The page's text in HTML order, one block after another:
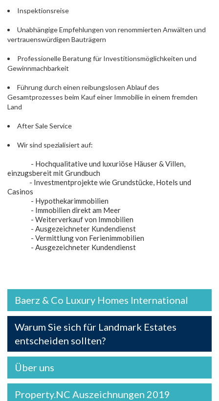
Inspektionsreise
Unabhängige Empfehlungen von renommierten Anwälten und
vertrauenswürdigen Bauträgern
Professionelle Beratung für Investitionsmöglichkeiten und
Gewinnmachbarkeit
Führung durch einen reibungslosen Ablauf des
Gesamtprozesses beim Kauf einer Immobilie in einem fremden
Land
After Sale Service
Wir sind spezialisiert auf:
- Hochqualitative und luxuriöse Häuser & Villen,
einzugsbereit mit Grundbuch
- Investmentprojekte wie Grundstücke, Hotels und
Casinos
- Hypothekarimmobilien
- Immobilien direkt am Meer
- Weiterverkauf von Immobilien
- Ausgezeichneter Kundendienst
- Vermittlung von Ferienimmobilien
- Ausgezeichneter Kundendienst
Baerz & Co Luxury Homes International
Warum Sie sich für Landmark Estates
entscheiden sollten?
Über uns
Property.NC Auszeichnungen 2019